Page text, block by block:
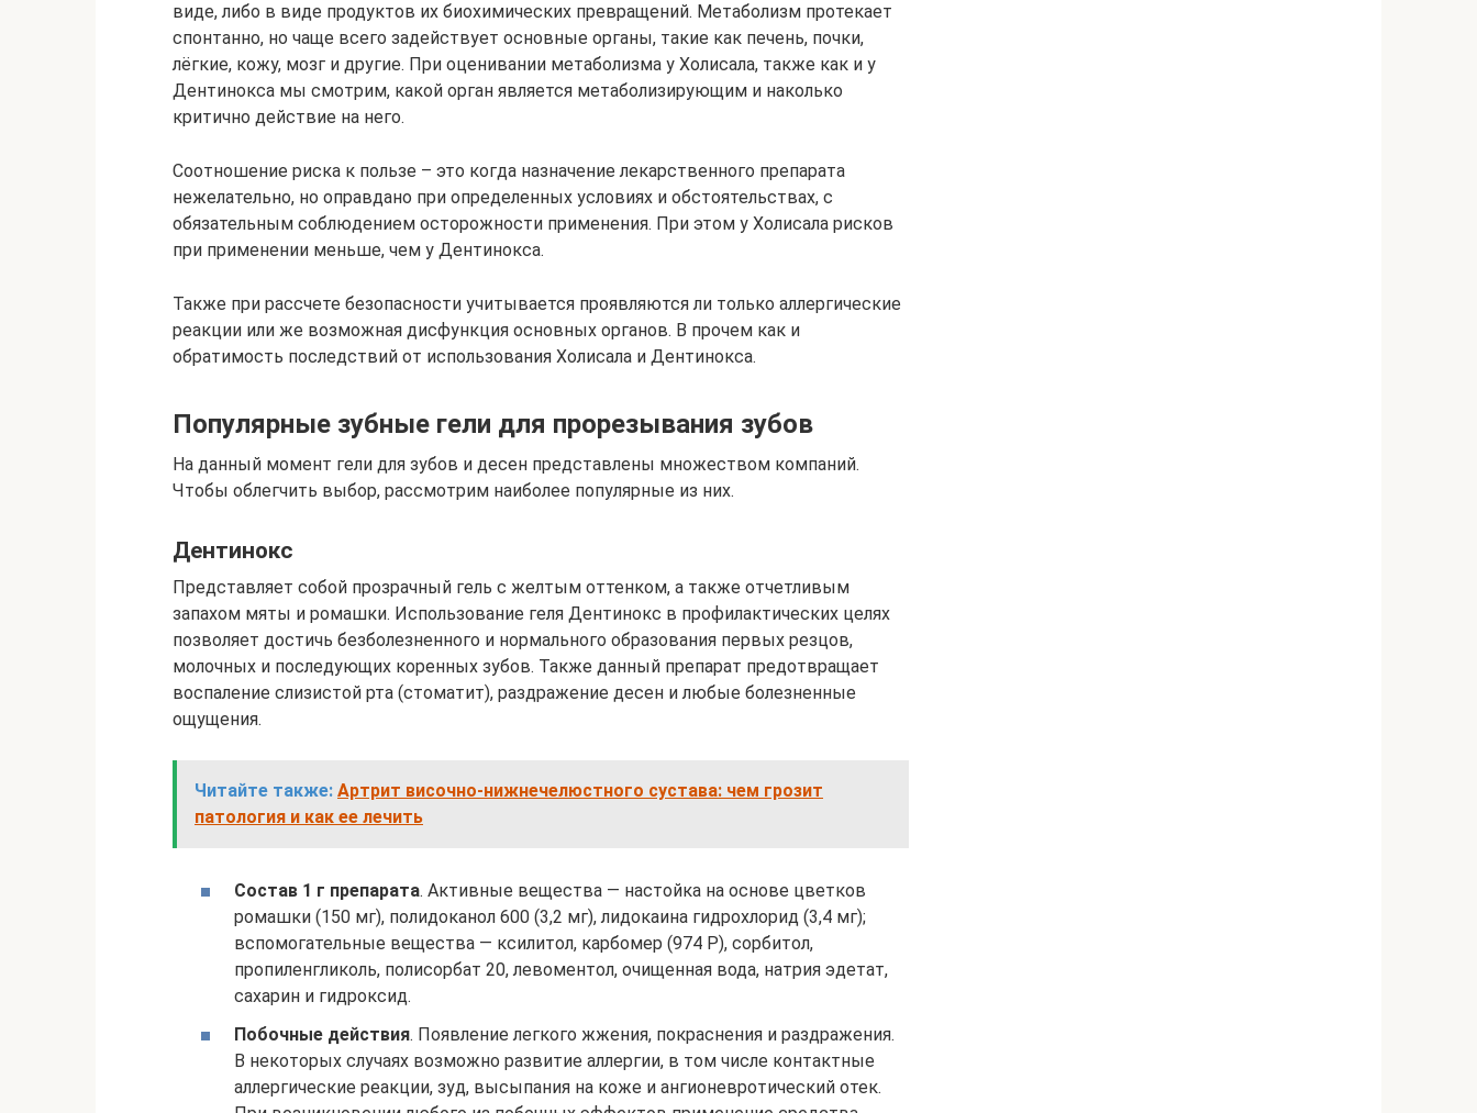
виде, либо в виде продуктов их биохимических превращений. Метаболизм протекает
спонтанно, но чаще всего задействует основные органы, такие как печень, почки,
лёгкие, кожу, мозг и другие. При оценивании метаболизма у Холисала, также как и у
Дентинокса мы смотрим, какой орган является метаболизирующим и наколько
критично действие на него.
Соотношение риска к пользе – это когда назначение лекарственного препарата
нежелательно, но оправдано при определенных условиях и обстоятельствах, с
обязательным соблюдением осторожности применения. При этом у Холисала рисков
при применении меньше, чем у Дентинокса.
Также при рассчете безопасности учитывается проявляются ли только аллергические
реакции или же возможная дисфункция основных органов. В прочем как и
обратимость последствий от использования Холисала и Дентинокса.
Популярные зубные гели для прорезывания зубов
На данный момент гели для зубов и десен представлены множеством компаний.
Чтобы облегчить выбор, рассмотрим наиболее популярные из них.
Дентинокс
Представляет собой прозрачный гель с желтым оттенком, а также отчетливым
запахом мяты и ромашки. Использование геля Дентинокс в профилактических целях
позволяет достичь безболезненного и нормального образования первых резцов,
молочных и последующих коренных зубов. Также данный препарат предотвращает
воспаление слизистой рта (стоматит), раздражение десен и любые болезненные
ощущения.
Читайте также: Артрит височно-нижнечелюстного сустава: чем грозит
патология и как ее лечить
Состав 1 г препарата. Активные вещества — настойка на основе цветков
ромашки (150 мг), полидоканол 600 (3,2 мг), лидокаина гидрохлорид (3,4 мг);
вспомогательные вещества — ксилитол, карбомер (974 P), сорбитол,
пропиленгликоль, полисорбат 20, левоментол, очищенная вода, натрия эдетат,
сахарин и гидроксид.
Побочные действия. Появление легкого жжения, покраснения и раздражения.
В некоторых случаях возможно развитие аллергии, в том числе контактные
аллергические реакции, зуд, высыпания на коже и ангионевротический отек.